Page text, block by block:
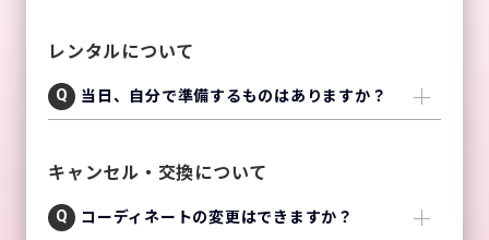
レンタルについて
当日、自分で準備するものはありますか？
キャンセル・交換について
コーディネートの変更はできますか？